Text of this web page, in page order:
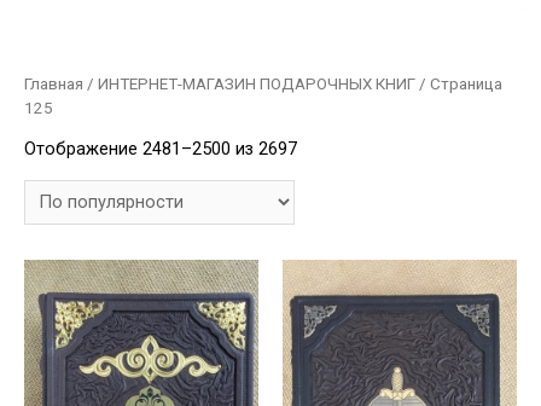
Главная / ИНТЕРНЕТ-МАГАЗИН ПОДАРОЧНЫХ КНИГ / Страница
125
Отображение 2481–2500 из 2697